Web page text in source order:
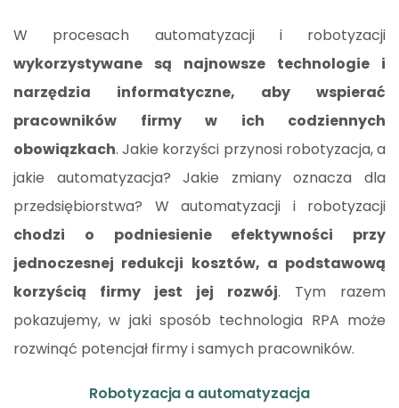
W procesach automatyzacji i robotyzacji
wykorzystywane są najnowsze technologie i
narzędzia informatyczne, aby wspierać
pracowników firmy w ich codziennych
obowiązkach. Jakie korzyści przynosi robotyzacja, a
jakie automatyzacja? Jakie zmiany oznacza dla
przedsiębiorstwa? W automatyzacji i robotyzacji
chodzi o podniesienie efektywności przy
jednoczesnej redukcji kosztów, a podstawową
korzyścią firmy jest jej rozwój. Tym razem
pokazujemy, w jaki sposób technologia RPA może
rozwinąć potencjał firmy i samych pracowników.
Robotyzacja a automatyzacja